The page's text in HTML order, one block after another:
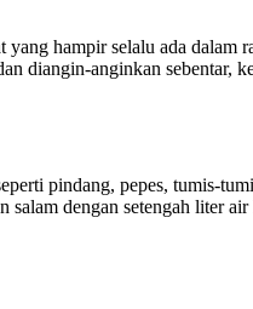
hampir selalu ada
diangin-anginkan sebentar,
pindang, pepes, tumis-
dengan setengah liter